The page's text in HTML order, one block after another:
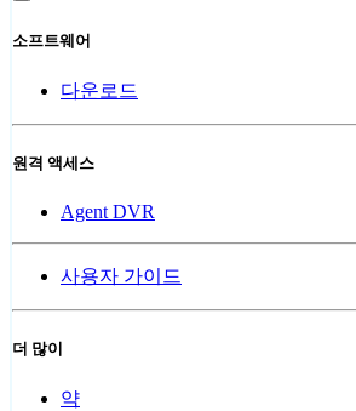
소프트웨어
다운로드
원격 액세스
Agent DVR
사용자 가이드
더 많이
약